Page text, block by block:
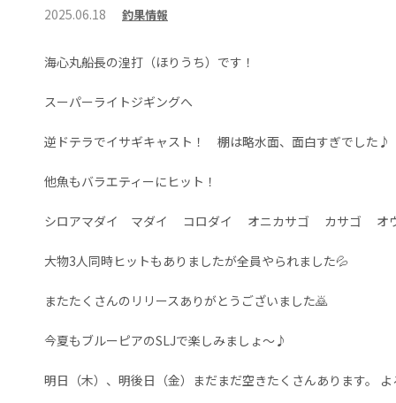
2025.06.18 釣果情報
海心丸船長の湟打（ほりうち）です！
スーパーライトジギングへ
逆ドテラでイサギキャスト！ 棚は略水面、面白すぎでした♪
他魚もバラエティーにヒット！
シロアマダイ マダイ コロダイ オニカサゴ カサゴ
大物3人同時ヒットもありましたが全員やられました💦
またたくさんのリリースありがとうございました🙇
今夏もブルーピアのSLJで楽しみましょ〜♪
明日（木）、明後日（金）まだまだ空きたくさんあります。